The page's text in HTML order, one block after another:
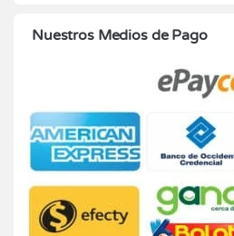
Nuestros Medios de Pago